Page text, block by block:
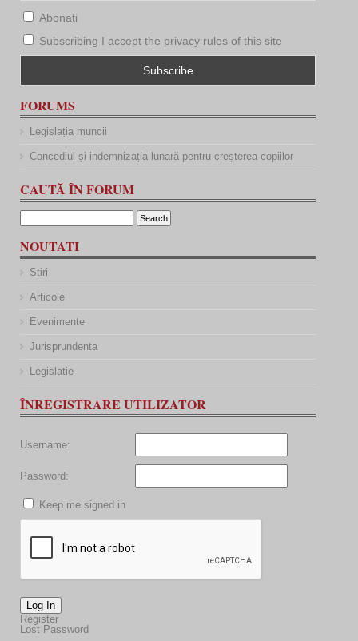
Abonați
Subscribing I accept the privacy rules of this site
FORUMS
Legislația muncii
Concediul și indemnizația lunară pentru creșterea copiilor
CAUTĂ ÎN FORUM
NOUTATI
Stiri
Articole
Evenimente
Jurisprundenta
Legislatie
ÎNREGISTRARE UTILIZATOR
Username:
Password:
Keep me signed in
Log In
Register
Lost Password